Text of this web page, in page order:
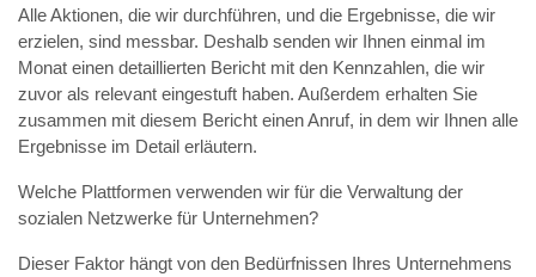
Alle Aktionen, die wir durchführen, und die Ergebnisse, die wir
erzielen, sind messbar. Deshalb senden wir Ihnen einmal im
Monat einen detaillierten Bericht mit den Kennzahlen, die wir
zuvor als relevant eingestuft haben. Außerdem erhalten Sie
zusammen mit diesem Bericht einen Anruf, in dem wir Ihnen alle
Ergebnisse im Detail erläutern.
Welche Plattformen verwenden wir für die Verwaltung der
sozialen Netzwerke für Unternehmen?
Dieser Faktor hängt von den Bedürfnissen Ihres Unternehmens